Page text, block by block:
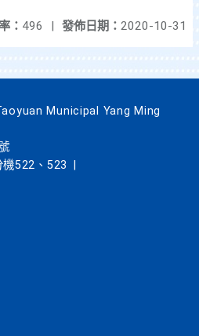
發佈日期： 2020-10-31
： 496 |
Municipal Yang Ming
522、523